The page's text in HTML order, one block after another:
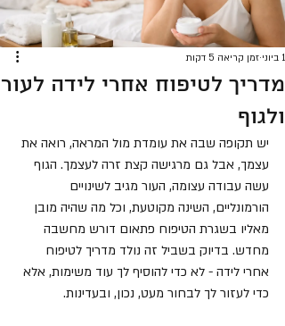
מדריך לטיפוח אחרי לידה לעור
ולגוף
1 ביוני זמן קריאה 5 דקות
יש תקופה שבה את עומדת מול המראה, רואה את
עצמך, אבל גם מרגישה קצת זרה לעצמך. הגוף
עשה עבודה עצומה, העור מגיב לשינויים
הורמונליים, השינה מקוטעת, וכל מה שהיה מובן
מאליו בשגרת הטיפוח פתאום דורש מחשבה
מחדש. בדיוק בשביל זה נולד מדריך לטיפוח
אחרי לידה - לא כדי להוסיף לך עוד משימות, אלא
כדי לעזור לך לבחור מעט, נכון, ובעדינות.